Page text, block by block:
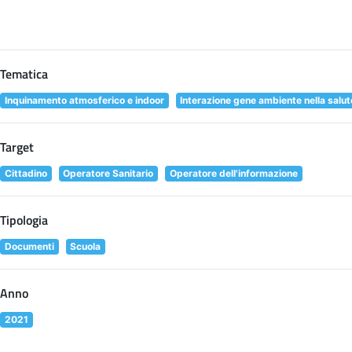
Tematica
Inquinamento atmosferico e indoor Interazione gene ambiente nella
Target
Cittadino Operatore Sanitario Operatore dell'informazione
Tipologia
Documenti Scuola
Anno
2021